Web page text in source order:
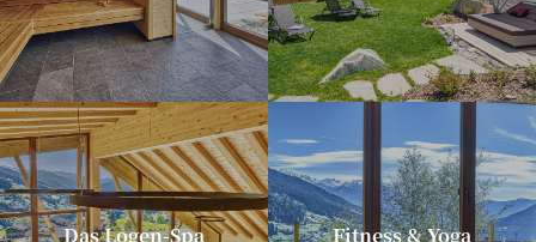
Das Logen-Spa Fitness & Yoga